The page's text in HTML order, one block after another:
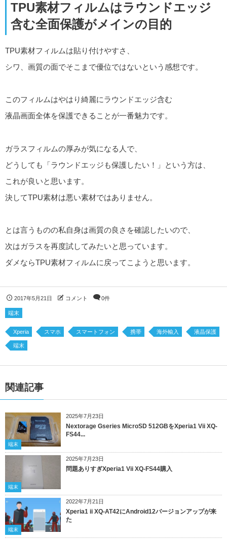
TPU素材フィルムはラウンドエッジ
含む全面保護がメインの目的
TPU素材フィルムは貼り付けやすさ、
シワ、画質の面でそこまで優位ではないという感想です。
このフィルムはやはり綺麗にラウンドエッジ含む
液晶画面全体を保護できることが一番魅力です。
ガラスフィルムの厚みが気になる人で、
どうしても「ラウンドエッジも保護したい！」という方は、
これが良いと思います。
決してTPU素材は悪い素材ではありません。
とは言うものの私自身は画質の良さを確認したいので、
次はガラスを再度試してみたいと思っています。
ダメならTPU素材フィルムに戻ってこようと思います。
2017年5月21日 コメント 0件
端末
Xperia スマホ スマートフォン 携帯 海外輸入 液晶保護
端末
関連記事
2025年7月23日
端末
Nextorage Gseries MicroSD 512GBをXperia1 Vii XQ-
FS44...
2025年7月23日
端末
問題ありすぎXperia1 Vii XQ-FS44購入
2022年7月21日
端末
Xperia1 ii XQ-AT42にAndroid12バージョンアップが来
た